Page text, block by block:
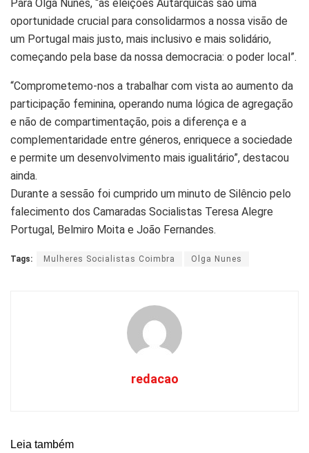
Para Olga Nunes, “as eleições Autárquicas são uma
oportunidade crucial para consolidarmos a nossa visão de
um Portugal mais justo, mais inclusivo e mais solidário,
começando pela base da nossa democracia: o poder local”.
“Comprometemo-nos a trabalhar com vista ao aumento da
participação feminina, operando numa lógica de agregação
e não de compartimentação, pois a diferença e a
complementaridade entre géneros, enriquece a sociedade
e permite um desenvolvimento mais igualitário”, destacou
ainda.
Durante a sessão foi cumprido um minuto de Silêncio pelo
falecimento dos Camaradas Socialistas Teresa Alegre
Portugal, Belmiro Moita e João Fernandes.
Tags: Mulheres Socialistas Coimbra Olga Nunes
redacao
Leia também